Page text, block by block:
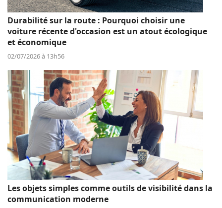
Durabilité sur la route : Pourquoi choisir une
voiture récente d'occasion est un atout écologique
et économique
02/07/2026 à 13h56
Les objets simples comme outils de visibilité dans la
communication moderne